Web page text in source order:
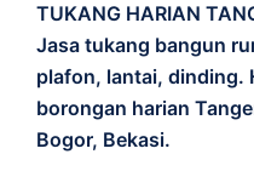
TUKANG HARIAN
Jasa tukang bangun
plafon, lantai, dinding.
borongan harian
Bogor, Bekasi.